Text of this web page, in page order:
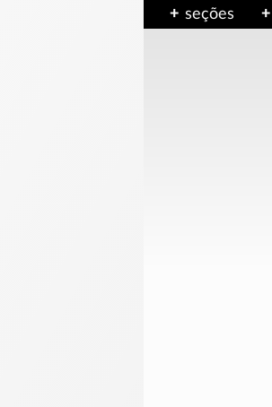
seções